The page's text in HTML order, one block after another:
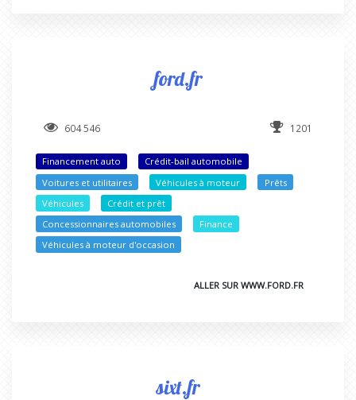
ford.fr
604 546 1201
Financement auto
Crédit-bail automobile
Voitures et utilitaires
Véhicules à moteur
Prêts
Véhicules
Crédit et prêt
Concessionnaires automobiles
Finance
Véhicules à moteur d'occasion
ALLER SUR WWW.FORD.FR
sixt.fr